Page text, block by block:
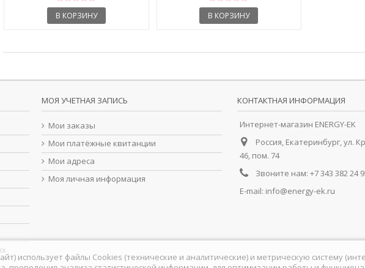
В КОРЗИНУ В КОРЗИНУ
МОЯ УЧЕТНАЯ ЗАПИСЬ
Мои заказы
Мои платёжные квитанции
Мои адреса
Моя личная информация
КОНТАКТНАЯ ИНФОРМАЦИЯ
Интернет-магазин ENERGY-EK
Россия, Екатеринбург, ул.
46, пом. 74
Звоните нам: +7 343 382 24
E-mail: info@energy-ek.ru
использует файлы Cookies (технические и аналитические) и метрическую систему